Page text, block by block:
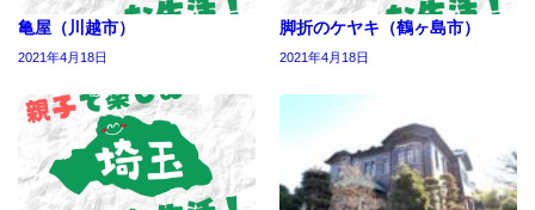
亀屋（川越市）
2021年4月18日
脚折のケヤキ（鶴ヶ島市）
2021年4月18日